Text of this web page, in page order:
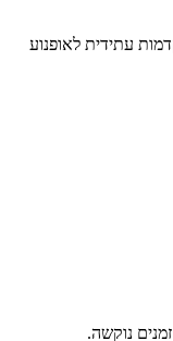
עתידית לאופנוע
נוקשה.